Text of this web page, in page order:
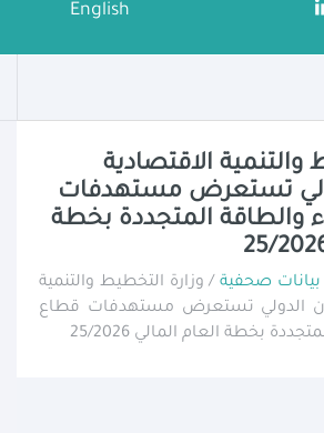
English
والتنمية الاقتصادية
تستعرض مستهدفات
والطاقة المتجددة بخطة
بيانات صحفية/ وزارة التخطيط والتنمية
الدولي تستعرض مستهدفات قطاع
بخطة العام المالي 25/2026